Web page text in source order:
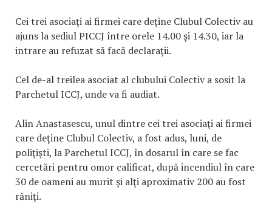
Cei trei asociaţi ai firmei care deţine Clubul Colectiv au
ajuns la sediul PICCJ între orele 14.00 şi 14.30, iar la
intrare au refuzat să facă declaraţii.
Cel de-al treilea asociat al clubului Colectiv a sosit la
Parchetul ICCJ, unde va fi audiat.
Alin Anastasescu, unul dintre cei trei asociaţi ai firmei
care deţine Clubul Colectiv, a fost adus, luni, de
poliţişti, la Parchetul ICCJ, în dosarul în care se fac
cercetări pentru omor calificat, după incendiul în care
30 de oameni au murit şi alţi aproximativ 200 au fost
răniţi.